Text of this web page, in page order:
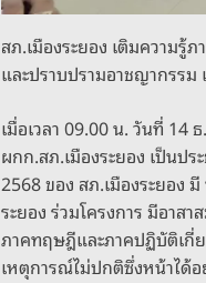
สภ.เมืองระยอง เติมความรู้
และปราบปรามอาชญากรรม
เมื่อเวลา 09.00 น. วันที่ 14
ผกก.สภ.เมืองระยอง เป็นป
2568 ของ สภ.เมืองระยอง
ระยอง ร่วมโครงการ มีอาส
ภาคทฤษฎีและภาคปฏิบัติเกี่
เหตุการณ์ไม่ปกติซึ่งหน้าได้